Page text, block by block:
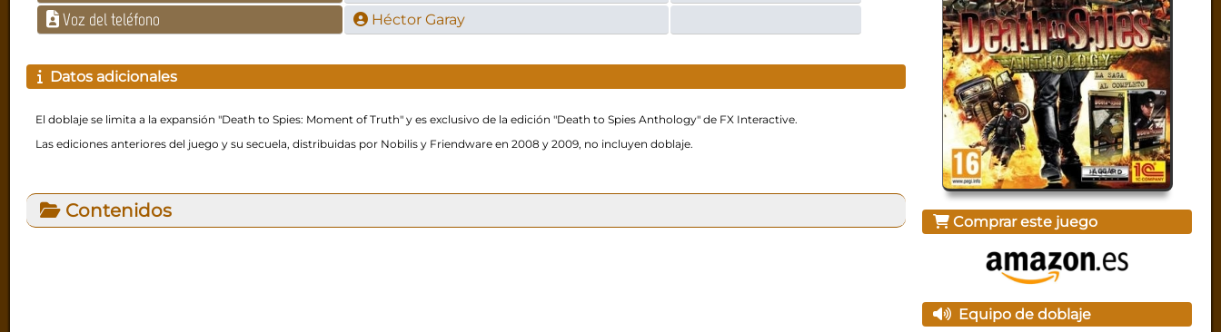
Voz del teléfono Héctor Garay
Datos adicionales
El doblaje se limita a la expansión "Death to Spies: Moment of Truth" y es exclusivo de la edición "Death to Spies Anthology" de FX Interactive.
Las ediciones anteriores del juego y su secuela, distribuidas por Nobilis y Friendware en 2008 y 2009, no incluyen doblaje.
Contenidos
Comprar este juego
Equipo de doblaje